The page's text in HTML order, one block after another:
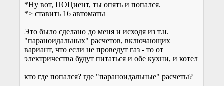
*Ну вот, ПОЦиент, ты опять и попался.
*> ставить 16 автоматы
Это было сделано до меня и исходя из т.н.
"параноидальных" расчетов, включающих
вариант, что если не проведут газ - то от
электричества будут питаться и обе кухни, и котел
кто где попался? где "параноидальные" расчеты?